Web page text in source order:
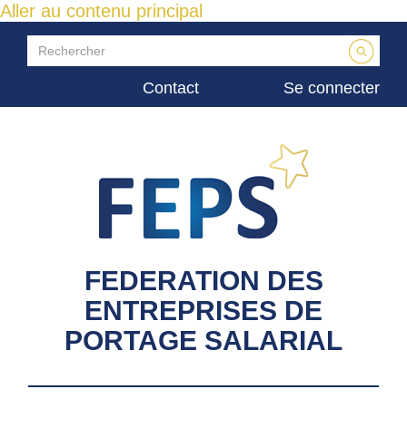
Aller au contenu principal
Contact Se connecter
FEDERATION DES
ENTREPRISES DE
PORTAGE SALARIAL